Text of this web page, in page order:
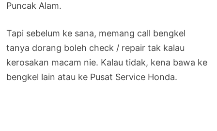
Puncak Alam.
Tapi sebelum ke sana, memang call bengkel
tanya dorang boleh check / repair tak kalau
kerosakan macam nie. Kalau tidak, kena bawa ke
bengkel lain atau ke Pusat Service Honda.